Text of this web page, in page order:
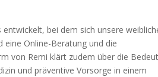
bei dem sich unsere
eine Online-Beratung und die
von Remi klärt zudem über die
und präventive Vorsorge in einem